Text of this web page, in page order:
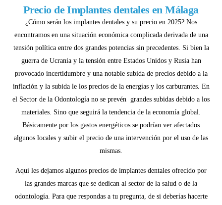
Precio de Implantes dentales en Málaga
¿Cómo serán los implantes dentales y su precio en 2025? Nos
encontramos en una situación económica complicada derivada de una
tensión política entre dos grandes potencias sin precedentes. Si bien la
guerra de Ucrania y la tensión entre Estados Unidos y Rusia han
provocado incertidumbre y una notable subida de precios debido a la
inflación y la subida le los precios de la energías y los carburantes. En
el Sector de la Odontología no se prevén grandes subidas debido a los
materiales. Sino que seguirá la tendencia de la economía global.
Básicamente por los gastos energéticos se podrían ver afectados
algunos locales y subir el precio de una intervención por el uso de las
mismas.
Aquí les dejamos algunos precios de implantes dentales ofrecido por
las grandes marcas que se dedican al sector de la salud o de la
odontología. Para que respondas a tu pregunta, de si deberías hacerte
Español